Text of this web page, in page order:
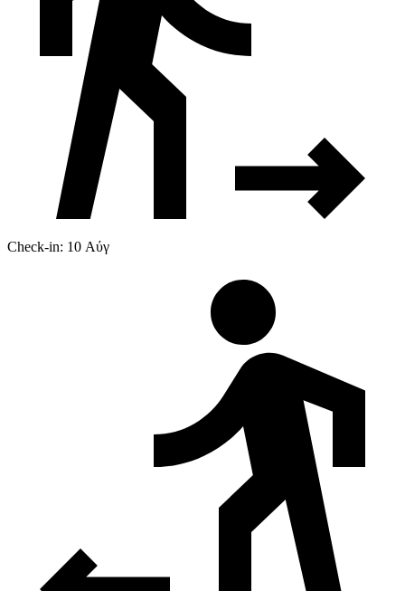
Check-in: 10 Αύγ